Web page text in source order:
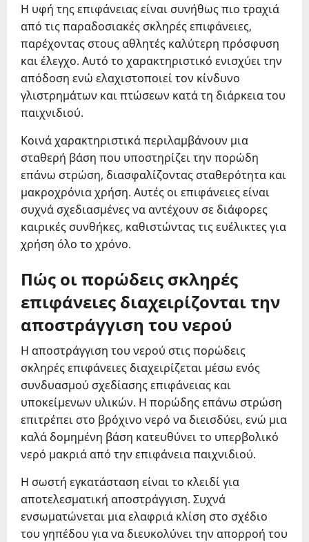
Η υφή της επιφάνειας είναι συνήθως πιο τραχιά
από τις παραδοσιακές σκληρές επιφάνειες,
παρέχοντας στους αθλητές καλύτερη πρόσφυση
και έλεγχο. Αυτό το χαρακτηριστικό ενισχύει την
απόδοση ενώ ελαχιστοποιεί τον κίνδυνο
γλιστρημάτων και πτώσεων κατά τη διάρκεια του
παιχνιδιού.
Κοινά χαρακτηριστικά περιλαμβάνουν μια
σταθερή βάση που υποστηρίζει την πορώδη
επάνω στρώση, διασφαλίζοντας σταθερότητα και
μακροχρόνια χρήση. Αυτές οι επιφάνειες είναι
συχνά σχεδιασμένες να αντέχουν σε διάφορες
καιρικές συνθήκες, καθιστώντας τις ευέλικτες για
χρήση όλο το χρόνο.
Πώς οι πορώδεις σκληρές
επιφάνειες διαχειρίζονται την
αποστράγγιση του νερού
Η αποστράγγιση του νερού στις πορώδεις
σκληρές επιφάνειες διαχειρίζεται μέσω ενός
συνδυασμού σχεδίασης επιφάνειας και
υποκείμενων υλικών. Η πορώδης επάνω στρώση
επιτρέπει στο βρόχινο νερό να διεισδύει, ενώ μια
καλά δομημένη βάση κατευθύνει το υπερβολικό
νερό μακριά από την επιφάνεια παιχνιδιού.
Η σωστή εγκατάσταση είναι το κλειδί για
αποτελεσματική αποστράγγιση. Συχνά
ενσωματώνεται μια ελαφριά κλίση στο σχέδιο
του γηπέδου για να διευκολύνει την απορροή του